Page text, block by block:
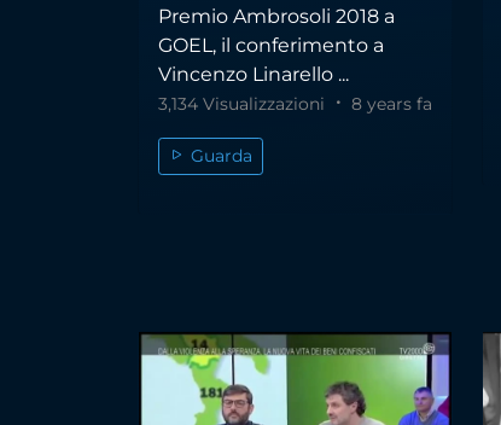
Premio Ambrosoli 2018 a
GOEL, il conferimento a
Vincenzo Linarello ...
3,134 Visualizzazioni 8 years fa
Guarda